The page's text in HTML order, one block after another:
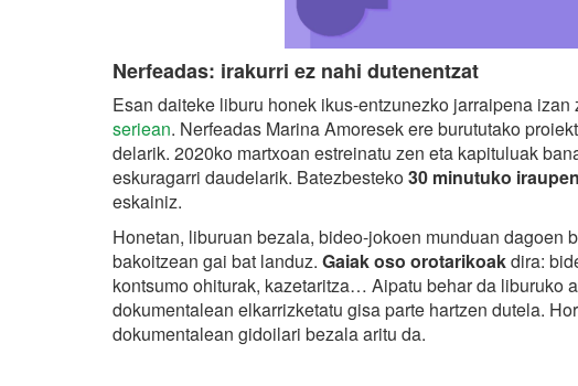
Nerfeadas: irakurri ez nahi dutenentzat
Esan daiteke liburu honek ikus-entzunezko jarraipena izan
seriean. Nerfeadas Marina Amoresek ere burututako
delarik. 2020ko martxoan estreinatu zen eta kapituluak
eskuragarri daudelarik. Batezbesteko30 minutuko
eskainiz.
Honetan, liburuan bezala, bideo-jokoen munduan dagoen
bakoitzean gai bat landuz. Gaiak oso orotarikoakdira:
kontsumo ohiturak, kazetaritza… Aipatu behar da liburuko
dokumentalean elkarrizketatu gisa parte hartzen dutela.
dokumentalean gidoilari bezala aritu da.